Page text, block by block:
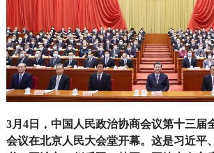
3月4日，中国人民政治协商会议第十三届
会议在北京人民大会堂开幕。这是习近平